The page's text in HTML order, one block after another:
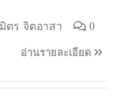
ร จิตอาสา 0
อ่านรายละเอียด